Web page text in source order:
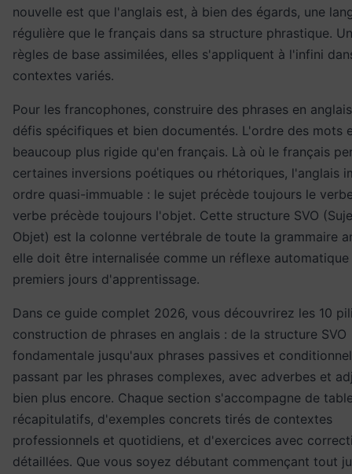
nouvelle est que l'anglais est, à bien des égards, une
régulière que le français dans sa structure phrastique.
règles de base assimilées, elles s'appliquent à l'infini
contextes variés.
Pour les francophones, construire des phrases en
défis spécifiques et bien documentés. L'ordre des mots
beaucoup plus rigide qu'en français. Là où le français
certaines inversions poétiques ou rhétoriques, l'anglais
ordre quasi-immuable : le sujet précède toujours le
verbe précède toujours l'objet. Cette structure SVO
Objet) est la colonne vertébrale de toute la grammaire
elle doit être internalisée comme un réflexe automatique
premiers jours d'apprentissage.
Dans ce guide complet 2026, vous découvrirez les 10
construction de phrases en anglais : de la structure SVO
fondamentale jusqu'aux phrases passives et
passant par les phrases complexes, avec adverbes et
bien plus encore. Chaque section s'accompagne de
récapitulatifs, d'exemples concrets tirés de contextes
professionnels et quotidiens, et d'exercices avec
détaillées. Que vous soyez débutant commençant tout